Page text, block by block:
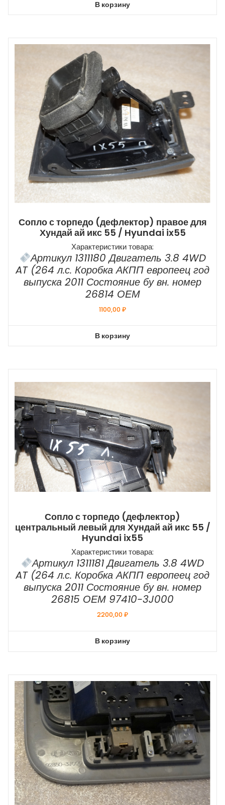
В корзину
Сопло с торпедо (дефлектор) правое для
Хундай ай икс 55 / Hyundai ix55
Характеристики товара:
Артикул 1311180 Двигатель 3.8 4WD
AT (264 л.с. Коробка АКПП европеец год
выпуска 2011 Состояние бу вн. номер
26814 ОЕМ
1100,00₽
В корзину
Сопло с торпедо (дефлектор)
центральный левый для Хундай ай икс 55 /
Hyundai ix55
Характеристики товара:
Артикул 1311181 Двигатель 3.8 4WD
AT (264 л.с. Коробка АКПП европеец год
выпуска 2011 Состояние бу вн. номер
26815 ОЕМ 97410-3J000
2200,00₽
В корзину